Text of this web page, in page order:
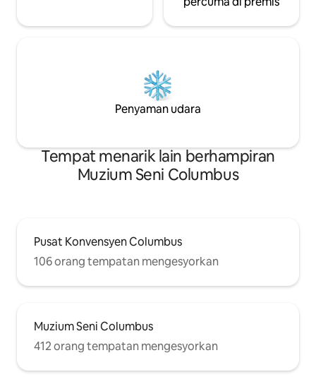
Penyaman udara
Tempat menarik lain berhampiran
Muzium Seni Columbus
Pusat Konvensyen Columbus
106 orang tempatan mengesyorkan
Muzium Seni Columbus
412 orang tempatan mengesyorkan